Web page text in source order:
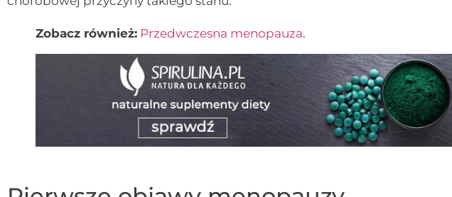
Zobacz również: Przedwczesna menopauza.